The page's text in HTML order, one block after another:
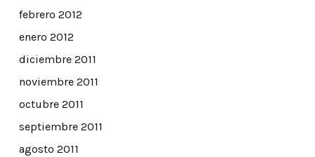
febrero 2012
enero 2012
diciembre 2011
noviembre 2011
octubre 2011
septiembre 2011
agosto 2011